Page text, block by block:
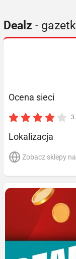
Dealz -
Ocena sieci
Lokalizacja
Zobacz sklepy